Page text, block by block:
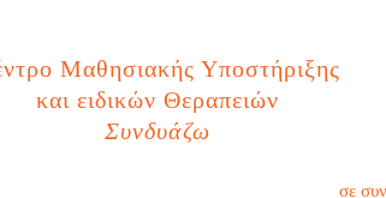
Μαθησιακής Υποστήριξης
και ειδικών Θεραπειών
Συνδυάζω
σε